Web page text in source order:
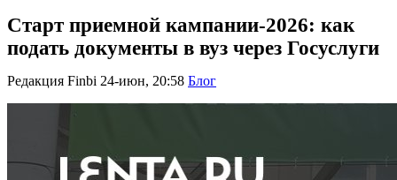
Старт приемной кампании-2026: как
подать документы в вуз через Госуслуги
Редакция Finbi 24-июн, 20:58 Блог